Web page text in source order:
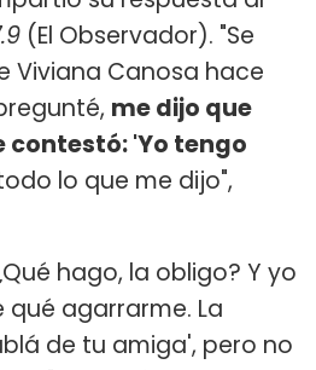
(El Observador). "Se
Viviana Canosa hace
me dijo que
contestó: 'Yo tengo
lo que me dijo",
hago, la obligo? Y yo
agarrarme. La
de tu amiga', pero no